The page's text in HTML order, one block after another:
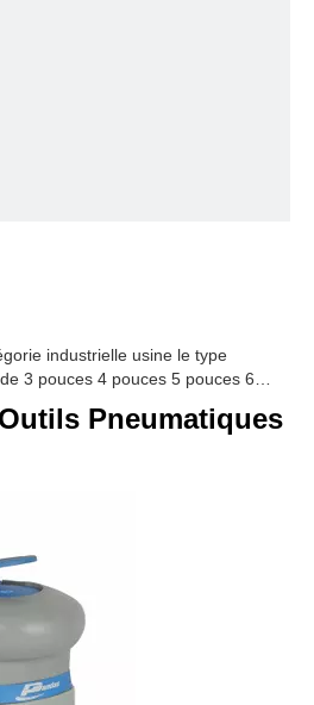
industrielle usine le type
3 pouces 4 pouces 5 pouces 6
Pneumatiques